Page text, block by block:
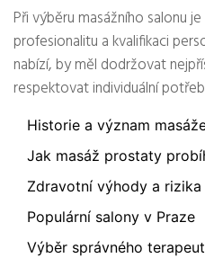
Při výběru masážního salonu
profesionalitu a kvalifikaci
nabízí, by měl dodržovat
respektovat individuální
Historie a význam
Jak masáž prostaty
Zdravotní výhody a rizika
Populární salony v Praze
Výběr správného